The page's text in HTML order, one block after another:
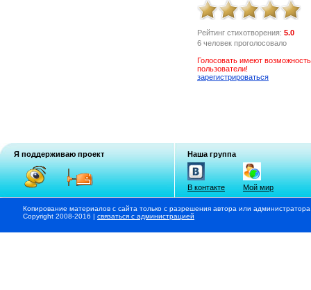
Рейтинг стихотворения: 5.0
6 человек проголосовало
Голосовать имеют
пользователи!
зарегистрироваться
Я поддерживаю проект Наша группа
В контакте Мой мир
Копирование материалов с сайта только с разрешения автора или
Copyright 2008-2016 | связаться с администрацией